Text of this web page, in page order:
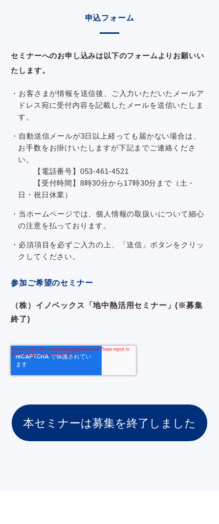
申込フォーム
セミナーへのお申し込みは以下のフォームよりお願いい
たします。
・お客さまが情報を送信後、ご入力いただいたメールア
ドレス宛に受付内容を記載したメールを送信いたしま
す。
・自動送信メールが3日以上経っても届かない場合は、
お手数をお掛けいたしますが下記までご連絡くださ
い。
【電話番号】053-461-4521
【受付時間】8時30分から17時30分まで（土・
日・祝日休業）
・当ホームページでは、個人情報の取扱いについて細心
の注意を払っております。
・必須項目を必ずご入力の上、「送信」ボタンをクリッ
クしてください。
参加ご希望のセミナー
（株）イノベックス「地中熱活用セミナー」(※募集
終了)